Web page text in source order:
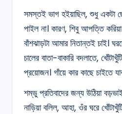
সমস্তই ভাগ হইয়াছিল, শুধু একটা
পাইল না। কারণ, শিবু আপত্তি
বাঁশঝাড়টা আমার নিতান্তই চাই।
চালের বাতা-বাকারি বদলাতে,
প্রয়োজন। গাঁয়ে কার কাছে চাইতে
শম্ভু প্রতিবাদের জন্য উঠিয়া
নাড়িয়া বলিল, আহা, ওঁর ঘরে